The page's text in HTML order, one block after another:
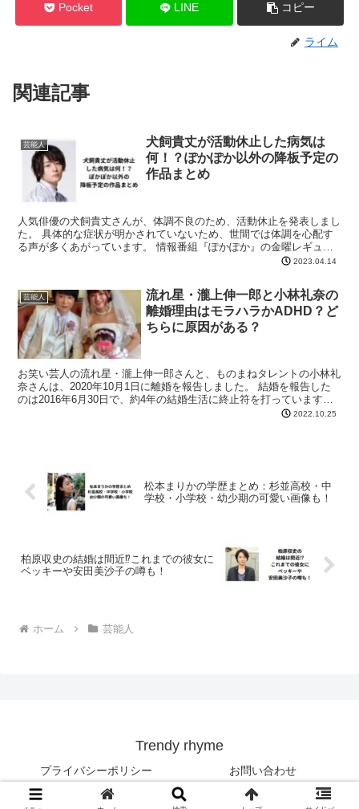
Pocket LINE コピー
ライム
関連記事
芸能人
犬飼貴丈が活動休止した病気は
何！？ぽかぽか以外の降板予定の
作品まとめ
人気俳優の犬飼貴丈さんが、体調不良のため、活動休止を発表しまし
た。 具体的な症状が明かされていないため、世間では体調を心配す
る声が多くあがっています。 情報番組『ぽかぽか』の金曜レギュラ
ーなどでも活動していますが、4月14日の回は欠席が発表...2023.04.14
芸能人
流れ星・瀧上伸一郎と小林礼奈の
離婚理由はモラハラかADHD？ど
ちらに原因がある？
お笑い芸人の流れ星・瀧上伸一郎さんと、ものまねタレントの小林礼
奈さんは、2020年10月1日に離婚を報告しました。 結婚を報告した
のは2016年6月30日で、約4年の結婚生活に終止符を打っています。
2022.10.25
松本まりかの学歴まとめ：杉並高校・中
学校・小学校・幼少期の可愛い画像も！
柏原収史の結婚は間近⁉︎これまでの彼女に
ベッキーや安田美沙子の噂も！
ホーム 芸能人
Trendy rhyme
プライバシーポリシー お問い合わせ
© 2020 Trendy rhyme.